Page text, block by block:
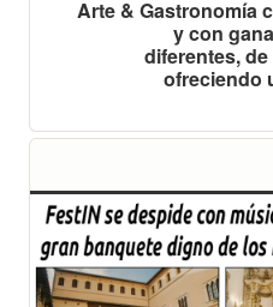
Arte & Gastronomía
y con
diferentes,
ofreciendo